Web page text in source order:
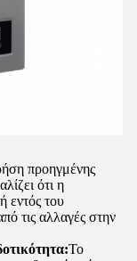
προηγμένης
ότι η
εντός του
τις αλλαγές στην
Το